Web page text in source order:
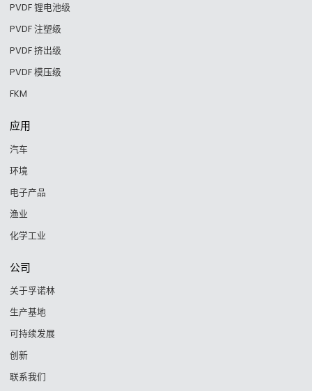
PVDF 锂电池级
PVDF 注塑级
PVDF 挤出级
PVDF 模压级
FKM
应用
汽车
环境
电子产品
渔业
化学工业
公司
关于孚诺林
生产基地
可持续发展
创新
联系我们